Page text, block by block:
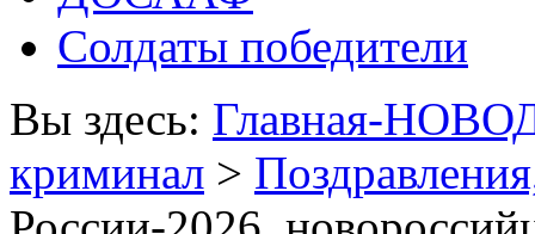
Солдаты победители
Вы здесь: Главная-
криминал >